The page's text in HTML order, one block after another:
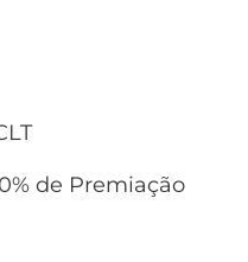
de Premiação